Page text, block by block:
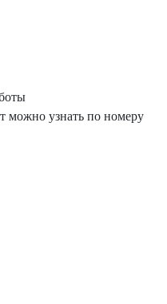
можно узнать по номеру